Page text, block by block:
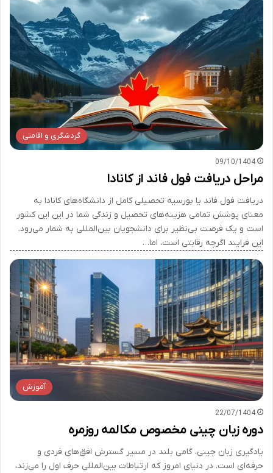
گردشگری و اقامتی
09/10/1404
مراحل دریافت فول فاند از کانادا
دریافت فول فاند یا بورسیه تحصیلی کامل از دانشگاه‌های کانادا به
معنای پوشش تمامی هزینه‌های تحصیل و زندگی شما در این این کشور
است و یک فرصت بی‌نظیر برای دانشجویان بین‌المللی به شمار می‌رود.
این فرایند اگرچه رقابتی است، اما…
آموزش
22/07/1404
دوره زبان چینی مخصوص مکالمه روزمره
یادگیری زبان چینی، گامی بلند در مسیر گسترش افق‌های فردی و
حرفه‌ای است. در دنیای امروز که ارتباطات بین‌المللی حرف اول را می‌زند،